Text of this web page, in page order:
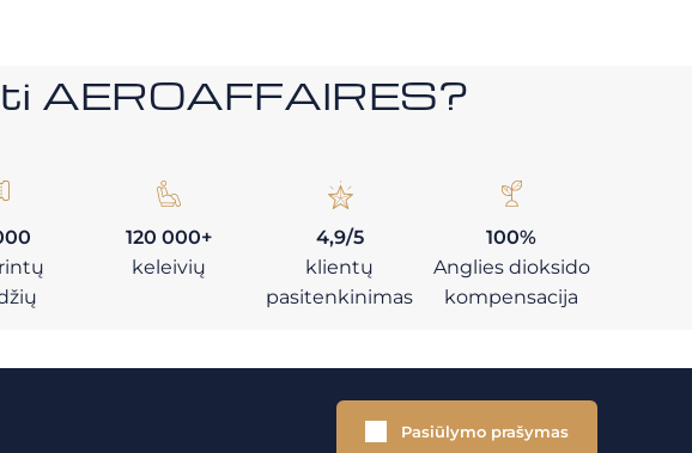
AEROAFFAIRES?
120 000+
keleivių
4,9/5
klientų
pasitenkinimas
100%
Anglies dioksido
kompensacija
Pasiūlymo prašymas